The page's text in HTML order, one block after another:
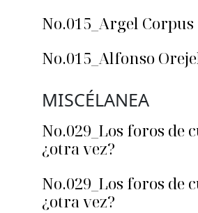
No.015_Argel Corpus
No.015_Alfonso
MISCÉLANEA
No.029_Los foros de
¿otra vez?
No.029_Los foros de
¿otra vez?